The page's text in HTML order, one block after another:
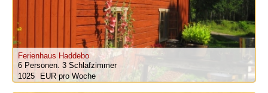
Ferienhaus Haddebo
6 Personen. 3 Schlafzimmer
1025
pro Woche